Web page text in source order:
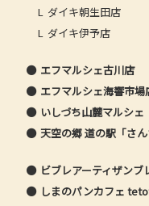
ダイキ朝生田店
ダイキ伊予店
エフマルシェ古川店
エフマルシェ海響市場
いしづち山麓マルシェ
天空の郷 道の駅「さ
ビブレアーティザンブ
しまのパンカフェ